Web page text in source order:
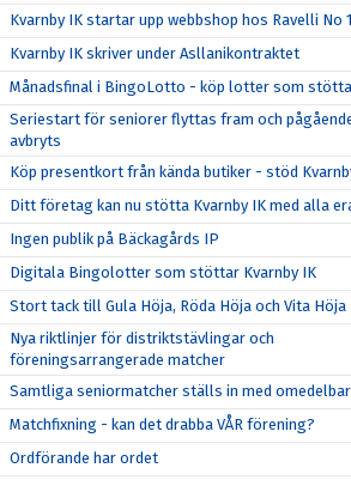
Kvarnby IK startar upp webbshop hos Ravelli No 1
Kvarnby IK skriver under Asllanikontraktet
Månadsfinal i BingoLotto - köp lotter som
Seriestart för seniorer flyttas fram och
avbryts
Köp presentkort från kända butiker - stöd
Ditt företag kan nu stötta Kvarnby IK med alla
Ingen publik på Bäckagårds IP
Digitala Bingolotter som stöttar Kvarnby IK
Stort tack till Gula Höja, Röda Höja och Vita Höja
Nya riktlinjer för distriktstävlingar och
föreningsarrangerade matcher
Samtliga seniormatcher ställs in med omedelbar
Matchfixning - kan det drabba VÅR förening?
Ordförande har ordet